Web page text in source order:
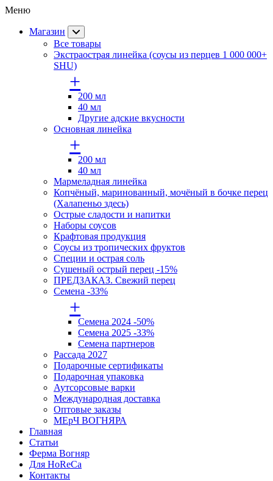
Меню
Магазин
Все товары
Экстраострая линейка (соусы из перцев 1 000 000+
SHU)
+
200 мл
40 мл
Другие адские вкусности
Основная линейка
+
200 мл
40 мл
Мармеладная линейка
Копчёный, маринованный, мочёный в бочке перец
(Халапеньо здесь)
Острые сладости и напитки
Наборы соусов
Крафтовая продукция
Cоусы из тропических фруктов
Специи и острая соль
Сушеный острый перец -15%
ПРЕДЗАКАЗ. Свежий перец
Семена -33%
+
Семена 2024 -50%
Семена 2025 -33%
Семена партнеров
Рассада 2027
Подарочные сертификаты
Подарочная упаковка
Аутсорсовые варки
Международная доставка
Оптовые заказы
МЕрЧ ВОГНЯРА
Главная
Статьи
Ферма Вогняр
Для HoReCa
Контакты